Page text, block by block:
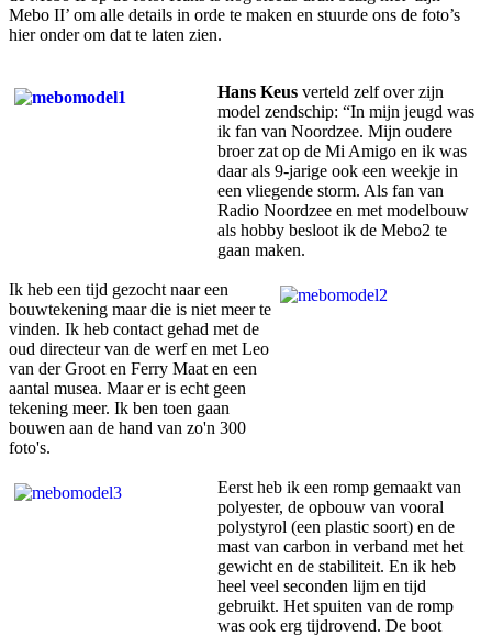
Mebo II’ om alle details in orde te maken en stuurde ons de foto’s
hier onder om dat te laten zien.
Hans Keus verteld zelf over zijn
model zendschip: “In mijn jeugd was
ik fan van Noordzee. Mijn oudere
broer zat op de Mi Amigo en ik was
daar als 9-jarige ook een weekje in
een vliegende storm. Als fan van
Radio Noordzee en met modelbouw
als hobby besloot ik de Mebo2 te
gaan maken.
Ik heb een tijd gezocht naar een
bouwtekening maar die is niet meer te
vinden. Ik heb contact gehad met de
oud directeur van de werf en met Leo
van der Groot en Ferry Maat en een
aantal musea. Maar er is echt geen
tekening meer. Ik ben toen gaan
bouwen aan de hand van zo'n 300
foto's.
Eerst heb ik een romp gemaakt van
polyester, de opbouw van vooral
polystyrol (een plastic soort) en de
mast van carbon in verband met het
gewicht en de stabiliteit. En ik heb
heel veel seconden lijm en tijd
gebruikt. Het spuiten van de romp
was ook erg tijdrovend. De boot